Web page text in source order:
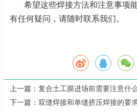
希望这些焊接方法和注意事项
有任何疑问，请随时联系我们。
上一篇： 复合土工膜进场前需要注意什
下一篇： 双缝焊接和单缝挤压焊接的要